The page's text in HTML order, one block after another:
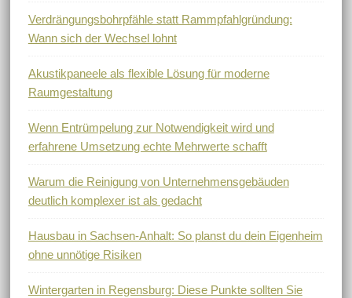
Verdrängungsbohrpfähle statt Rammpfahlgründung:
Wann sich der Wechsel lohnt
Akustikpaneele als flexible Lösung für moderne
Raumgestaltung
Wenn Entrümpelung zur Notwendigkeit wird und
erfahrene Umsetzung echte Mehrwerte schafft
Warum die Reinigung von Unternehmensgebäuden
deutlich komplexer ist als gedacht
Hausbau in Sachsen-Anhalt: So planst du dein Eigenheim
ohne unnötige Risiken
Wintergarten in Regensburg: Diese Punkte sollten Sie